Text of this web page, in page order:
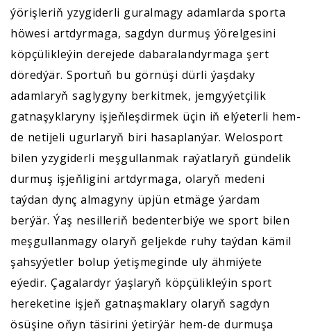
ýörişleriň yzygiderli guralmagy adamlarda sporta
höwesi artdyrmaga, sagdyn durmuş ýörelgesini
köpçülikleýin derejede dabaralandyrmaga şert
döredýär. Sportuň bu görnüşi dürli ýaşdaky
adamlaryň saglygyny berkitmek, jemgyýetçilik
gatnaşyklaryny işjeňleşdirmek üçin iň elýeterli hem-
de netijeli ugurlaryň biri hasaplanýar. Welosport
bilen yzygiderli meşgullanmak raýatlaryň gündelik
durmuş işjeňligini artdyrmaga, olaryň medeni
taýdan dynç almagyny üpjün etmäge ýardam
berýär. Ýaş nesilleriň bedenterbiýe we sport bilen
meşgullanmagy olaryň geljekde ruhy taýdan kämil
şahsyýetler bolup ýetişmeginde uly ähmiýete
eýedir. Çagalardyr ýaşlaryň köpçülikleýin sport
hereketine işjeň gatnaşmaklary olaryň sagdyn
ösüşine oňyn täsirini ýetirýär hem-de durmuşa